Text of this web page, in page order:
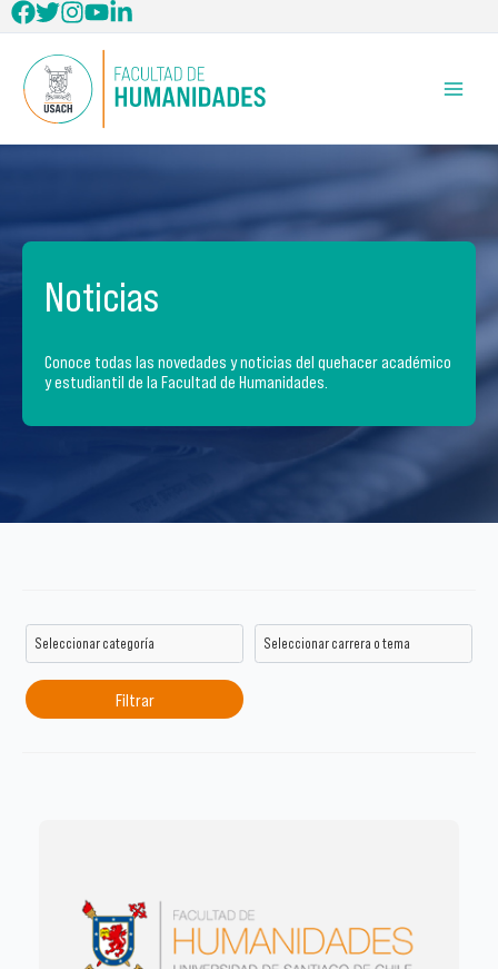
al
contenido
Noticias
Conoce todas las novedades y noticias del quehacer académico
y estudiantil de la Facultad de Humanidades.